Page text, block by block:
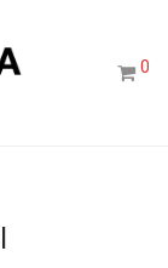
0